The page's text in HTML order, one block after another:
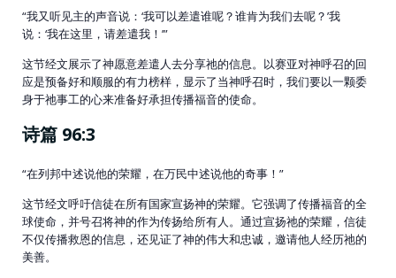
“我又听见主的声音说：‘我可以差遣谁呢？谁肯为我们去呢？’我
说：‘我在这里，请差遣我！’”
这节经文展示了神愿意差遣人去分享祂的信息。以赛亚对神呼召的回
应是预备好和顺服的有力榜样，显示了当神呼召时，我们要以一颗委
身于祂事工的心来准备好承担传播福音的使命。
诗篇 96:3
“在列邦中述说他的荣耀，在万民中述说他的奇事！”
这节经文呼吁信徒在所有国家宣扬神的荣耀。它强调了传播福音的全
球使命，并号召将神的作为传扬给所有人。通过宣扬祂的荣耀，信徒
不仅传播救恩的信息，还见证了神的伟大和忠诚，邀请他人经历祂的
美善。